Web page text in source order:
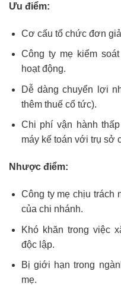
Ưu điểm:
Cơ cấu tổ chức đơn
Công ty mẹ kiểm
hoạt động.
Dễ dàng chuyển lợi
thêm thuế cổ tức).
Chi phí vận hành
máy kế toán với trụ sở
Nhược điểm:
Công ty mẹ chịu trách
của chi nhánh.
Khó khăn trong việc
độc lập.
Bị giới hạn trong
mẹ.